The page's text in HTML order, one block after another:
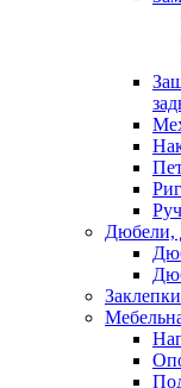
Дюбели,
Заклепки